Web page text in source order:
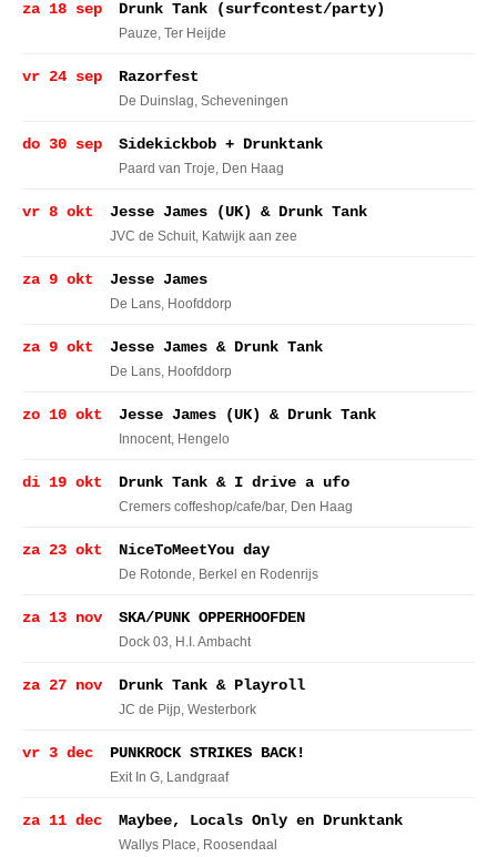
za 18 sep Drunk Tank (surfcontest/party)
Pauze, Ter Heijde
vr 24 sep Razorfest
De Duinslag, Scheveningen
do 30 sep Sidekickbob + Drunktank
Paard van Troje, Den Haag
vr 8 okt Jesse James (UK) & Drunk Tank
JVC de Schuit, Katwijk aan zee
za 9 okt Jesse James
De Lans, Hoofddorp
za 9 okt Jesse James & Drunk Tank
De Lans, Hoofddorp
zo 10 okt Jesse James (UK) & Drunk Tank
Innocent, Hengelo
di 19 okt Drunk Tank & I drive a ufo
Cremers coffeshop/cafe/bar, Den Haag
za 23 okt NiceToMeetYou day
De Rotonde, Berkel en Rodenrijs
za 13 nov SKA/PUNK OPPERHOOFDEN
Dock 03, H.I. Ambacht
za 27 nov Drunk Tank & Playroll
JC de Pijp, Westerbork
vr 3 dec PUNKROCK STRIKES BACK!
Exit In G, Landgraaf
za 11 dec Maybee, Locals Only en Drunktank
Wallys Place, Roosendaal